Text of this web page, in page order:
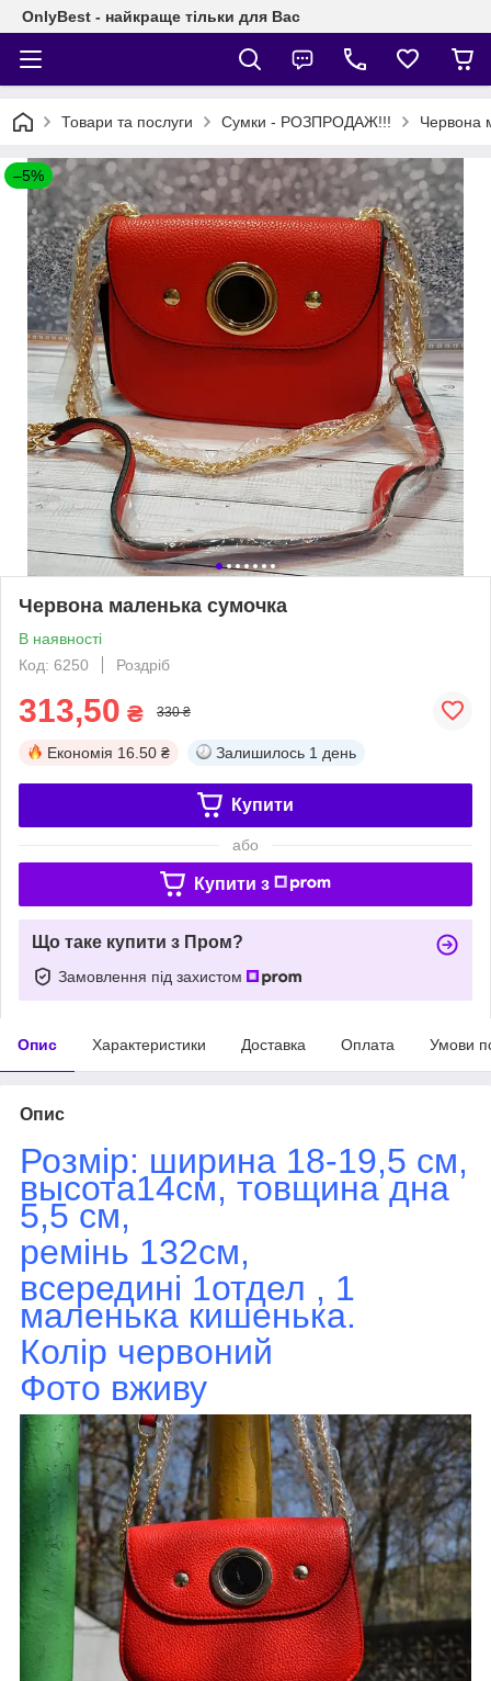
OnlyBest - найкраще тільки для Вас
Товари та послуги Сумки - РОЗПРОДАЖ!!! Червона
–5%
Червона маленька сумочка
В наявності
Код: 6250
Роздріб
313,50 ₴ 330 ₴
Економія 16.50 ₴ Залишилось 1 день
Купити
або
Купити з
Що таке купити з Пром?
Замовлення під захистом
Опис Характеристики Доставка Оплата Умови
Опис
Розмір: ширина 18-19,5 см,
высота14см, товщина дна
5,5 см,
ремінь 132см,
всередині 1отдел , 1
маленька кишенька.
Колір червоний
Фото вживу